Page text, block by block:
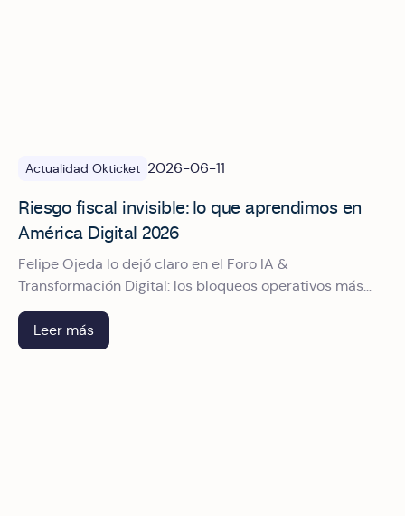
Actualidad Okticket 2026-06-11
Riesgo fiscal invisible: lo que aprendimos en
América Digital 2026
Felipe Ojeda lo dejó claro en el Foro IA &
Transformación Digital: los bloqueos operativos más
costosos no vienen de fraudes, sino de procesos mal
diseñados que nadie cuestionó a tiempo
Leer más